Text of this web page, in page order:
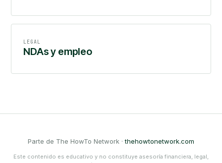
LEGAL
NDAs y empleo
Parte de The HowTo Network ·thehowtonetwork.com
Este contenido es educativo y no constituye asesoría financiera, legal,